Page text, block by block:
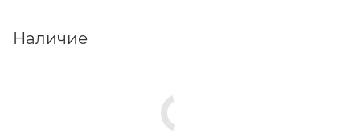
свежей древесины;
этапов, увеличивает режущую способность и
уменьшает прилагаемое усилие.
Наличие